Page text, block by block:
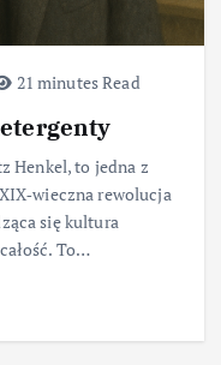
21 minutes Read
Henkel, to jedna z
rewolucja
się kultura
To…